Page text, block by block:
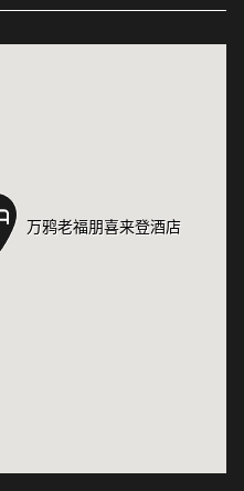
万鸦老福朋喜来登酒店
万鸦老福朋喜来登酒店